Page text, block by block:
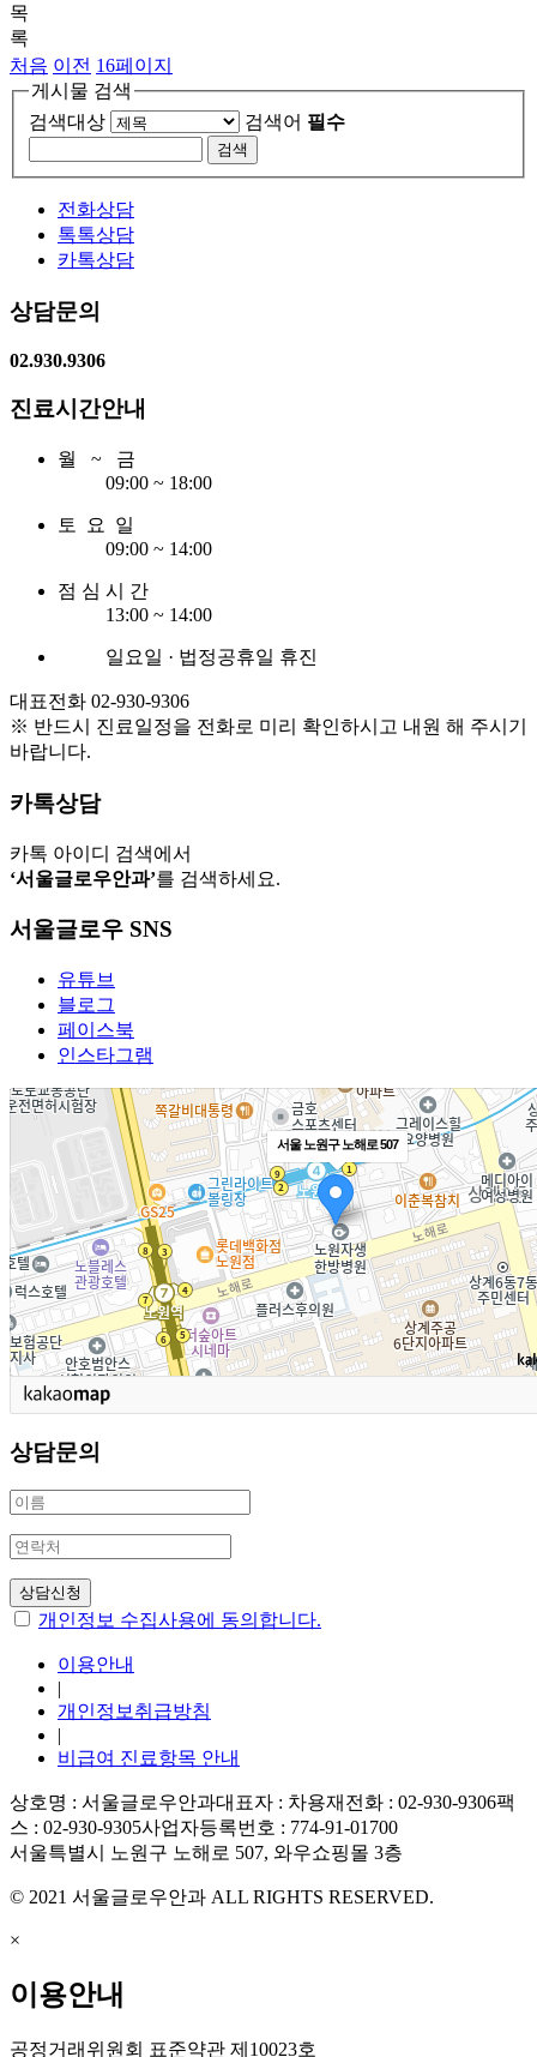
목
록
처음 이전 16페이지
게시물 검색
검색대상
검색어 필수
전화상담
톡톡상담
카톡상담
상담문의
02.930.9306
진료시간안내
월 ~ 금
09:00 ~ 18:00
토 요 일
09:00 ~ 14:00
점 심 시 간
13:00 ~ 14:00
일요일 · 법정공휴일 휴진
대표전화 02-930-9306
※ 반드시 진료일정을 전화로 미리 확인하시고 내원 해 주시기
바랍니다.
카톡상담
카톡 아이디 검색에서
‘서울글로우안과’를 검색하세요.
서울글로우 SNS
유튜브
블로그
페이스북
인스타그램
서울 노원구 노해로 507
상담문의
개인정보 수집사용에 동의합니다.
이용안내
|
개인정보취급방침
|
비급여 진료항목 안내
상호명 : 서울글로우안과대표자 : 차용재 전화 : 02-930-9306팩
스 : 02-930-9305사업자등록번호 : 774-91-01700
서울특별시 노원구 노해로 507, 와우쇼핑몰 3층
© 2021 서울글로우안과 ALL RIGHTS RESERVED.
×
이용안내
공정거래위원회 표준약관 제10023호